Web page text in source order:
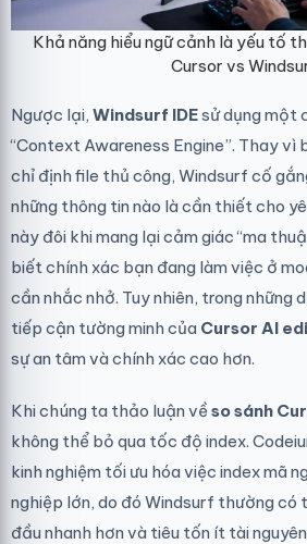
Khả năng hiểu ngữ cảnh là yếu tố
Cursor vs
Ngược lại, Windsurf IDEsử dụng một
“Context Awareness Engine”. Thay vì
chỉ định file thủ công, Windsurf cố
những thông tin nào là cần thiết cho
này đôi khi mang lại cảm giác “ma
biết chính xác bạn đang làm việc ở
cần nhắc nhở. Tuy nhiên, trong những
tiếp cận tường minh của Cursor AI
sự an tâm và chính xác cao hơn.
Khi chúng ta thảo luận về so sánh
không thể bỏ qua tốc độ index.
kinh nghiệm tối ưu hóa việc index mã
nghiệp lớn, do đó Windsurf thường
đầu nhanh hơn và tiêu tốn ít tài